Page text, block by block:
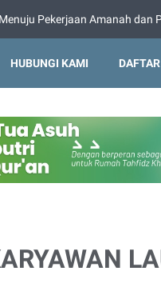
Menuju Pekerjaan Amanah dan
HUBUNGI KAMI